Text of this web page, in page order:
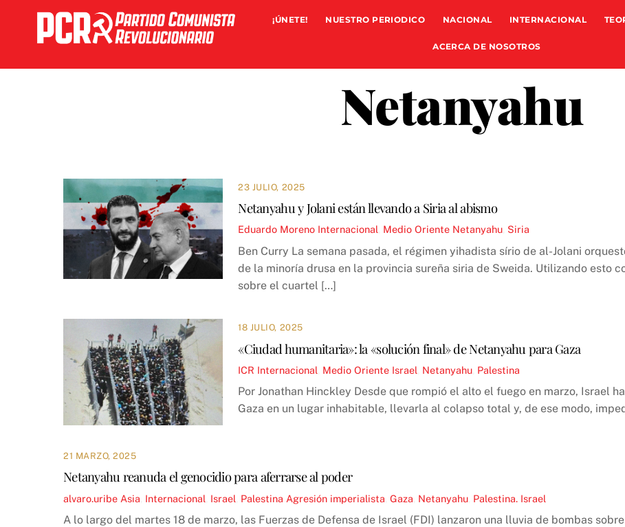
content
¡ÚNETE! NUESTRO PERIODICO NACIONAL INTERNACIONAL
ACERCA DE NOSOTROS
Netanyahu
23 JULIO, 2025
Netanyahu y Jolani están llevando a Siria al abismo
Eduardo Moreno Internacional Medio Oriente Netanyahu Siria
Ben Curry La semana pasada, el régimen yihadista sírio de al-Jolani
de la minoría drusa en la provincia sureña siria de Sweida. Utilizando esto
sobre el cuartel […]
18 JULIO, 2025
«Ciudad humanitaria»: la «solución final» de Netanyahu para Gaza
ICR Internacional Medio Oriente Israel Netanyahu Palestina
Por Jonathan Hinckley Desde que rompió el alto el fuego en marzo, Israel
Gaza en un lugar inhabitable, llevarla al colapso total y, de ese modo,
21 MARZO, 2025
Netanyahu reanuda el genocidio para aferrarse al poder
alvaro.uribe Asia Internacional Israel Palestina Agresión imperialista Gaza Netanyahu Palestina. Israel
A lo largo del martes 18 de marzo, las Fuerzas de Defensa de Israel (FDI) lanzaron una lluvia de bombas